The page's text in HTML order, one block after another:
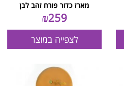
מארז כדור פורח זהב לבן
₪259
לצפייה במוצר